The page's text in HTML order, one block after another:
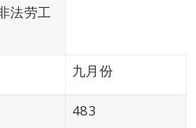
法劳工
九月份
483